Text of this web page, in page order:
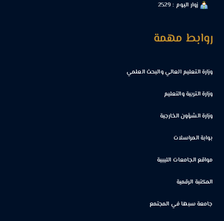
زوار اليوم : 2529
روابط مهمة
وزارة التعليم العالي والبحث العلمي
وزارة التربية والتعليم
وزارة الشؤون الخارجية
بوابة المراسلات
مواقع الجامعات الليبية
المكتبة الرقمية
جامعة سبها في المجتمع